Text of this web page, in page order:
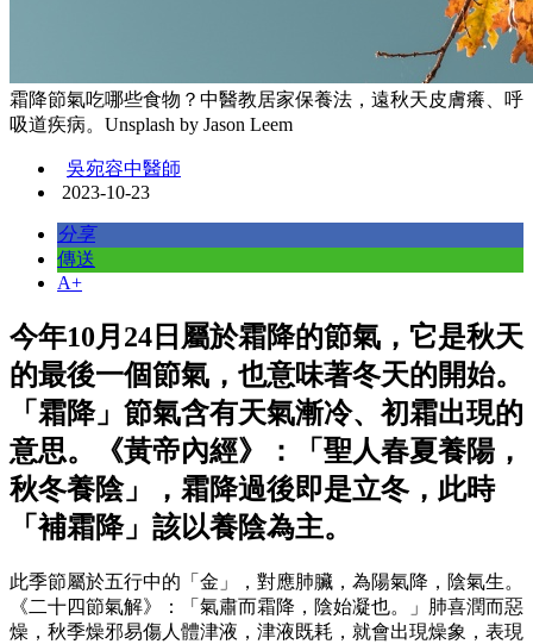
霜降節氣吃哪些食物？中醫教居家保養法，遠秋天皮膚癢、呼
吸道疾病。Unsplash by Jason Leem
吳宛容中醫師
2023-10-23
分享
傳送
A+
今年10月24日屬於霜降的節氣，它是秋天
的最後一個節氣，也意味著冬天的開始。
「霜降」節氣含有天氣漸冷、初霜出現的
意思。《黃帝內經》：「聖人春夏養陽，
秋冬養陰」，霜降過後即是立冬，此時
「補霜降」該以養陰為主。
此季節屬於五行中的「金」，對應肺臟，為陽氣降，陰氣生。
《二十四節氣解》：「氣肅而霜降，陰始凝也。」肺喜潤而惡
燥，秋季燥邪易傷人體津液，津液既耗，就會出現燥象，表現